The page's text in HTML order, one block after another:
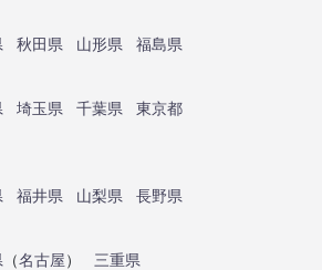
秋田県 山形県
福島県
埼玉県 千葉県
東京都
福井県 山梨県
長野県
（名古屋）
三重県